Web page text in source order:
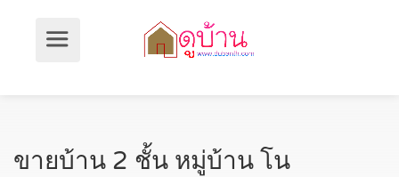
ขายบ้าน 2 ชั้น หมู่บ้าน โน